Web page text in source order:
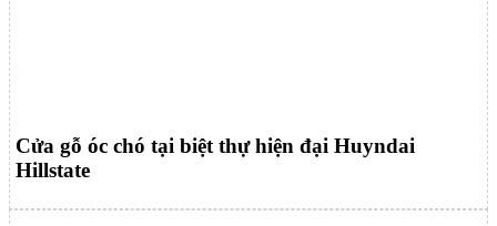
Cửa gỗ óc chó tại biệt thự hiện đại Huyndai
Hillstate